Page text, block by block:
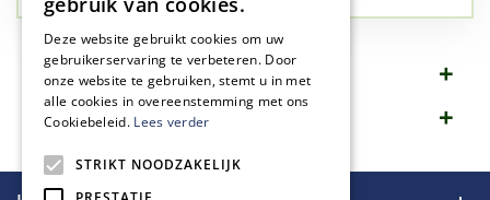
Omschrijving
Specificaties
Deze website gebruikt cookies om uw
gebruikerservaring te verbeteren. Door
onze website te gebruiken, stemt u in met
alle cookies in overeenstemming met ons
Cookiebeleid. Lees verder
STRIKT NOODZAKELIJK